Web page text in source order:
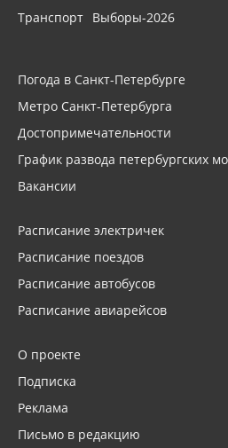
Транспорт Выборы-2026
Погода в Санкт-Петербурге
Метро Санкт-Петербурга
Достопримечательности
График развода петербургских
Вакансии
Расписание электричек
Расписание поездов
Расписание автобусов
Расписание авиарейсов
О проекте
Подписка
Реклама
Письмо в редакцию